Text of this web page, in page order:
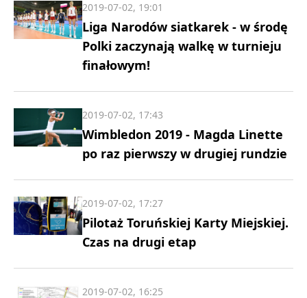
Liga Narodów siatkarek - w środę
Polki zaczynają walkę w turnieju
finałowym!
2019-07-02, 19:01
Wimbledon 2019 - Magda Linette
po raz pierwszy w drugiej rundzie
2019-07-02, 17:43
Pilotaż Toruńskiej Karty Miejskiej.
Czas na drugi etap
2019-07-02, 17:27
2019-07-02, 16:25